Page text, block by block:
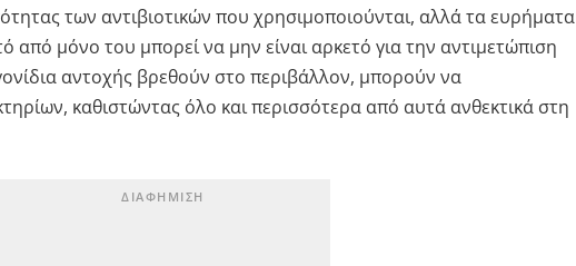
των αντιβιοτικών που χρησιμοποιούνται, αλλά τα ευρήματα
από μόνο του μπορεί να μην είναι αρκετό για την αντιμετώπιση
αντοχής βρεθούν στο περιβάλλον, μπορούν να
καθιστώντας όλο και περισσότερα από αυτά ανθεκτικά στη